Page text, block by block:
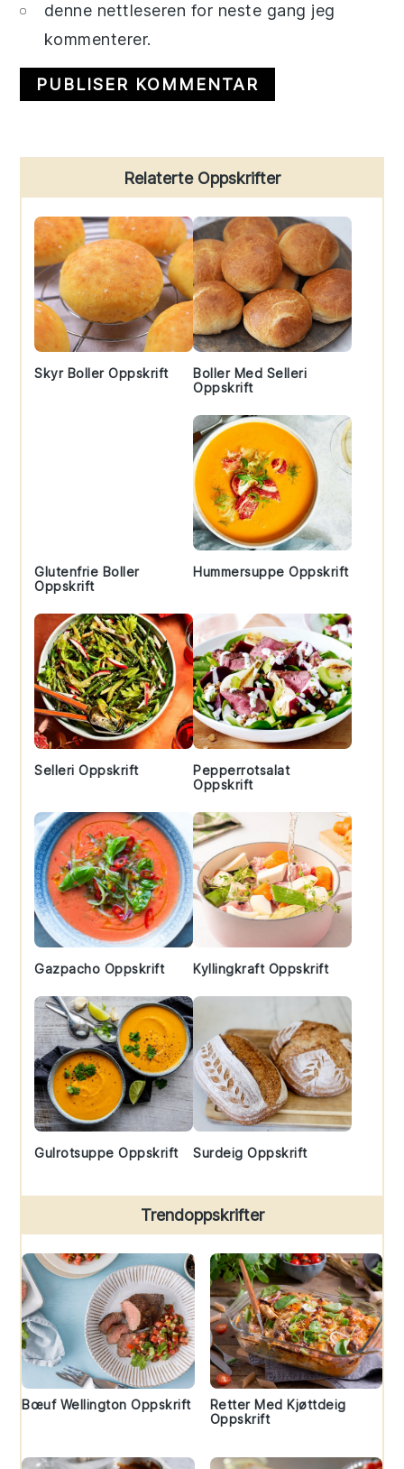
denne nettleseren for neste gang jeg
kommenterer.
Sidebar
Relaterte Oppskrifter
Skyr Boller Oppskrift
Boller Med Selleri
Oppskrift
Glutenfrie Boller
Oppskrift
Hummersuppe Oppskrift
Selleri Oppskrift
Pepperrotsalat
Oppskrift
Gazpacho Oppskrift Kyllingkraft Oppskrift
Gulrotsuppe Oppskrift Surdeig Oppskrift
Trendoppskrifter
Bœuf Wellington Oppskrift
Retter Med Kjøttdeig
Oppskrift